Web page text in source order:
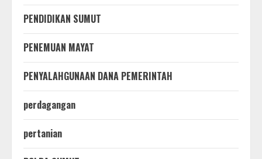
PENDIDIKAN SUMUT
PENEMUAN MAYAT
PENYALAHGUNAAN DANA PEMERINTAH
perdagangan
pertanian